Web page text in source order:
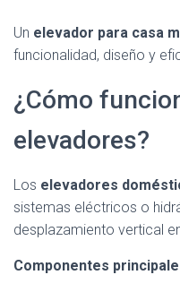
Un elevador para casa
funcionalidad, diseño y
¿Cómo
elevadores?
Los elevadores
sistemas eléctricos o
desplazamiento vertical
Componentes